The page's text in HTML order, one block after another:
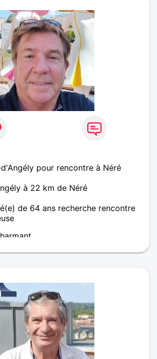
pour rencontre à Néré
à 22 km de Néré
de 64 ans recherche rencontre